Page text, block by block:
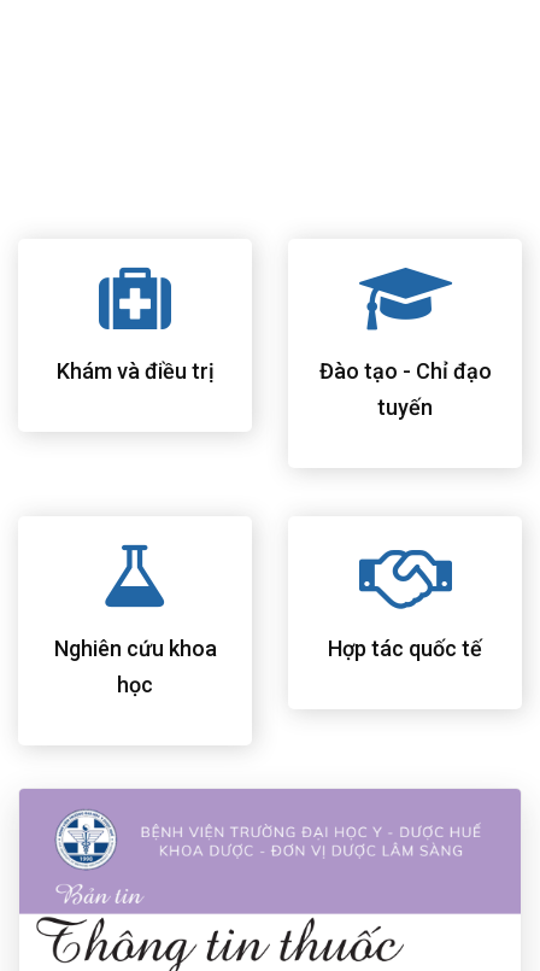
Khám và điều trị
Đào tạo - Chỉ đạo
tuyến
Nghiên cứu khoa
học
Hợp tác quốc tế